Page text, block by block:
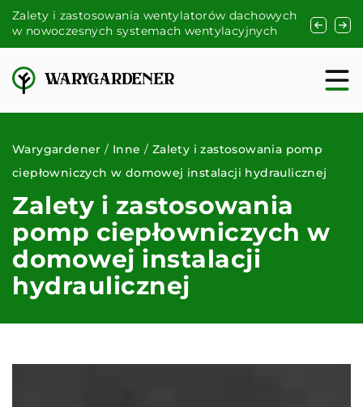
Zalety i zastosowania wentylatorów dachowych
w nowoczesnych systemach wentylacyjnych
Jak
–
Warygardener / Inne / Zalety i zastosowania pomp
ciepłowniczych w domowej instalacji hydraulicznej
Zalety i zastosowania
pomp ciepłowniczych w
domowej instalacji
hydraulicznej